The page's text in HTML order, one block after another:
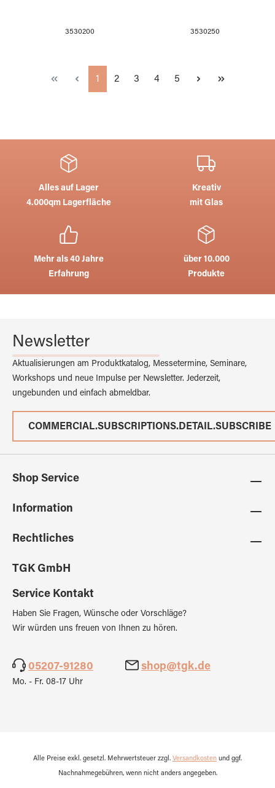
3530200 3530250
Seite
1 Seite
2 Seite
3 Seite
4 Seite
5
Alles auf Lager
4.000qm Lagerfläche
Kreativ
mit Glas
Mehr als 40 Jahre
Erfahrung
über 10.000
Produkte
Newsletter
Aktualisierungen am Produktkatalog, Messetermine, Seminare,
Workshops und neue Impulse per Newsletter. Jederzeit,
ungebunden und einfach abmeldbar.
COMMERCIAL.SUBSCRIPTIONS.DETAIL.SUBSCRIBE
Shop Service
Information
Rechtliches
TGK GmbH
Service Kontakt
Haben Sie Fragen, Wünsche oder Vorschläge?
Wir würden uns freuen von Ihnen zu hören.
05207-91280 shop@tgk.de
Mo. - Fr. 08-17 Uhr
Alle Preise exkl. gesetzl. Mehrwertsteuer zzgl. Versandkosten und ggf.
Nachnahmegebühren, wenn nicht anders angegeben.